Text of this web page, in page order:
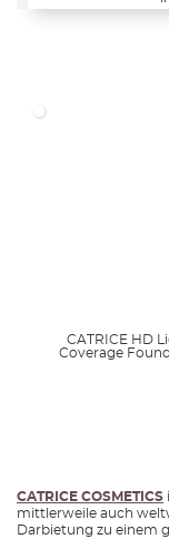
CATRICE HD
Coverage
CATRICE COSMETICS
mittlerweile auch
Darbietung zu einem